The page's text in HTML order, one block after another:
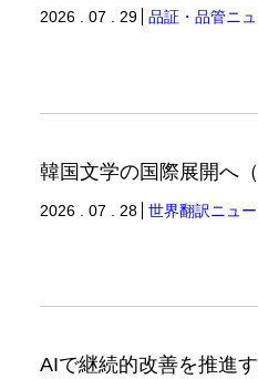
2026 . 07 . 29 品証・品管ニ
韓国文学の国際展開へ
2026 . 07 . 28 世界翻訳ニュー